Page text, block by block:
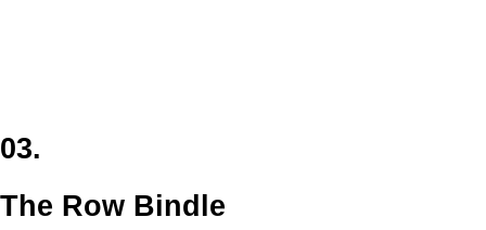
03.
The Row Bindle